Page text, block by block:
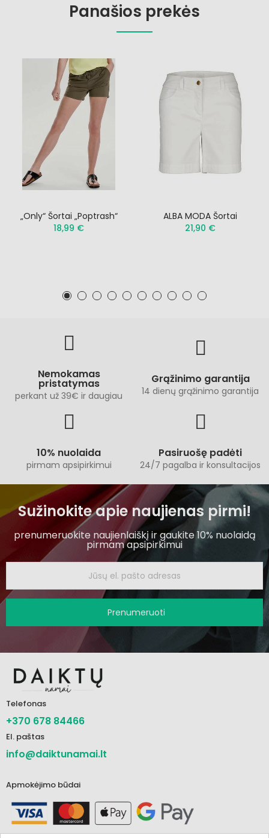
Panašios prekės
„Only“ Šortai „Poptrash“
18,99 €
ALBA MODA Šortai
21,90 €
Nemokamas
pristatymas
perkant už 39€ ir daugiau
Grąžinimo garantija
14 dienų grąžinimo garantija
10% nuolaida
pirmam apsipirkimui
Pasiruošę padėti
24/7 pagalba ir konsultacijos
Sužinokite apie naujienas pirmi!
prenumeruokite naujienlaiškį ir gaukite 10% nuolaidą
pirmam apsipirkimui
Prenumeruoti
Telefonas
+370 678 84466
El. paštas
info@daiktunamai.lt
Apmokėjimo būdai